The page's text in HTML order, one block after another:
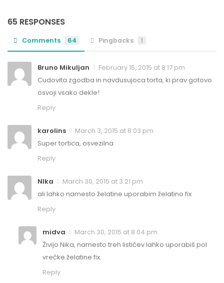
65 RESPONSES
Comments 64 Pingbacks 1
Bruno Mikuljan
February 15, 2015 at 8:17 pm
Cudovita zgodba in navdusujoca torta, ki prav gotovo
osvoji vsako dekle!
Reply
karolins
March 3, 2015 at 8:03 pm
Super tortica, osvezilna
Reply
NIka
March 30, 2015 at 3:21 pm
ali lahko namesto želatine uporabim želatino fix
Reply
midva
March 30, 2015 at 8:04 pm
Živijo Nika, namesto treh lističev lahko uporabiš pol
vrečke želatine fix.
Reply